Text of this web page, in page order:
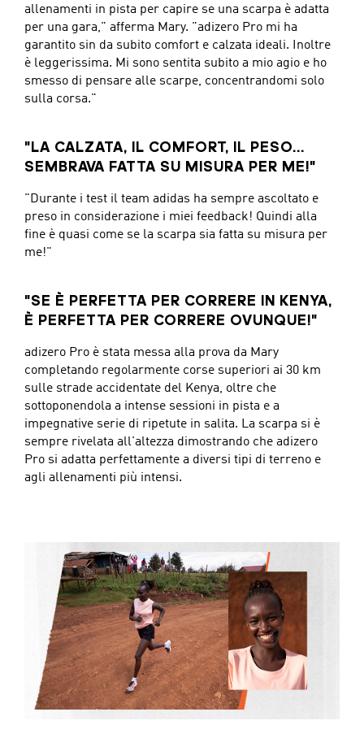
allenamenti in pista per capire se una scarpa è adatta
per una gara," afferma Mary. "adizero Pro mi ha
garantito sin da subito comfort e calzata ideali. Inoltre
è leggerissima. Mi sono sentita subito a mio agio e ho
smesso di pensare alle scarpe, concentrandomi solo
sulla corsa."
"LA CALZATA, IL COMFORT, IL PESO...
SEMBRAVA FATTA SU MISURA PER ME!"
"Durante i test il team adidas ha sempre ascoltato e
preso in considerazione i miei feedback! Quindi alla
fine è quasi come se la scarpa sia fatta su misura per
me!"
"SE È PERFETTA PER CORRERE IN KENYA,
È PERFETTA PER CORRERE OVUNQUE!"
adizero Pro è stata messa alla prova da Mary
completando regolarmente corse superiori ai 30 km
sulle strade accidentate del Kenya, oltre che
sottoponendola a intense sessioni in pista e a
impegnative serie di ripetute in salita. La scarpa si è
sempre rivelata all'altezza dimostrando che adizero
Pro si adatta perfettamente a diversi tipi di terreno e
agli allenamenti più intensi.